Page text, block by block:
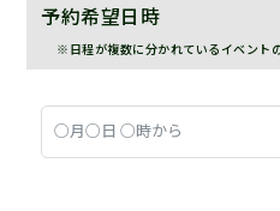
予約希望日時
※日程が複数に分かれているイベント